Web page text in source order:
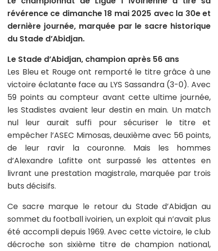
révérence ce dimanche 18 mai 2025 avec la 30e et
dernière journée, marquée par le sacre historique
du Stade d’Abidjan.
Le Stade d’Abidjan, champion après 56 ans
Les Bleu et Rouge ont remporté le titre grâce à une
victoire éclatante face au LYS Sassandra (3-0). Avec
59 points au compteur avant cette ultime journée,
les Stadistes avaient leur destin en main. Un match
nul leur aurait suffi pour sécuriser le titre et
empêcher l’ASEC Mimosas, deuxième avec 56 points,
de leur ravir la couronne. Mais les hommes
d’Alexandre Lafitte ont surpassé les attentes en
livrant une prestation magistrale, marquée par trois
buts décisifs.
Ce sacre marque le retour du Stade d’Abidjan au
sommet du football ivoirien, un exploit qui n’avait plus
été accompli depuis 1969. Avec cette victoire, le club
décroche son sixième titre de champion national,